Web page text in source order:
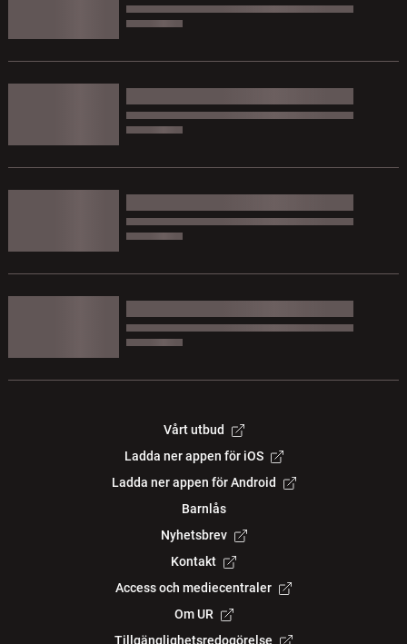
Vårt utbud
Ladda ner appen för iOS
Ladda ner appen för Android
Barnlås
Nyhetsbrev
Kontakt
Access och mediecentraler
Om UR
Tillgänglighetsredogörelse